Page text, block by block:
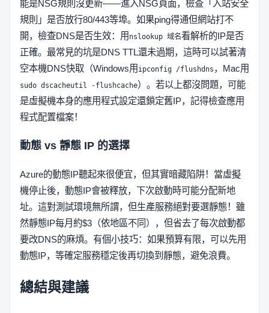
能是NSG規則沒更新——進入NSG頁面，檢查「入站安全
規則」是否放行80/443等埠。如果ping得通但網站打不
開，檢查DNS是否生效：用 nslookup 域名看解析的IP是否
正確。最常見的坑是DNS TTL還未過期，這時可以試著清
空本機DNS快取（Windows用 ipconfig /flushdns ，Mac用
sudo dscacheutil -flushcache）。若以上都沒問題，可能
是虛擬機本身的應用程式設定還鎖定舊IP，記得檢查應用
程式配置檔案！
動態 vs 靜態 IP 的選擇
Azure的動態IP聽起來很便宜，但其實暗藏陷阱！當虛擬
機停止後，動態IP會被釋放，下次啟動時可能分配新地
址。這對測試環境無所謂，但生產服務絕對要選靜態！雖
然靜態IP每月約$3（依地區不同），但省去了每次啟動都
要改DNS的麻煩。有個小技巧：如果預算有限，可以先用
動態IP，等確定服務穩定後再切換到靜態，避免浪費。
總結與建議